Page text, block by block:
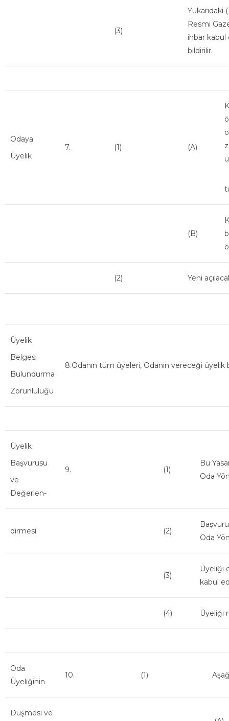
(3)
Yukarıdaki
Resmi
ihbar kabul
bildirilir.
Odaya
Üyelik
7. (1) (A)
(B)
(2) Yeni
Üyelik
Belgesi
Bulundurma
Zorunluluğu
8.Odanın tüm üyeleri, Odanın vereceği
Üyelik
Başvurusu
ve
Değerlen-
9. (1)
Bu
Oda
dirmesi (2)
Oda
(3)
Üyeliği
kabul
(4) Üyeliği
Oda
Üyeliğinin
10. (1)
Düşmesi ve